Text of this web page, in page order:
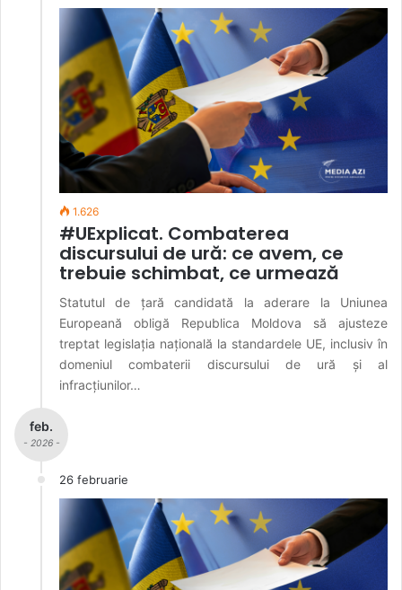
1.626
#UExplicat. Combaterea
discursului de ură: ce avem, ce
trebuie schimbat, ce urmează
Statutul de țară candidată la aderare la Uniunea
Europeană obligă Republica Moldova să ajusteze
treptat legislația națională la standardele UE, inclusiv în
domeniul combaterii discursului de ură și al
infracțiunilor…
feb.
- 2026 -
26 februarie